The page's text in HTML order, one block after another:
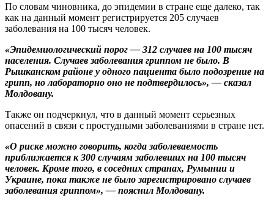
По словам чиновника, до эпидемии в стране еще далеко, так
как на данный момент регистрируется 205 случаев
заболевания на 100 тысяч человек.
«Эпидемиологический порог — 312 случаев на 100 тысяч
населения. Случаев заболевания гриппом не было. В
Рышканском районе у одного пациента было подозрение на
грипп, но лабораторно оно не подтвердилось», — сказал
Молдовану.
Также он подчеркнул, что в данный момент серьезных
опасений в связи с простудными заболеваниями в стране нет.
«О риске можно говорить, когда заболеваемость
приближается к 300 случаям заболевших на 100 тысяч
человек. Кроме того, в соседних странах, Румынии и
Украине, пока также не было зарегистрировано случаев
заболевания гриппом», — пояснил Молдовану.